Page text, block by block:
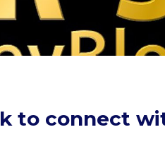
to connect